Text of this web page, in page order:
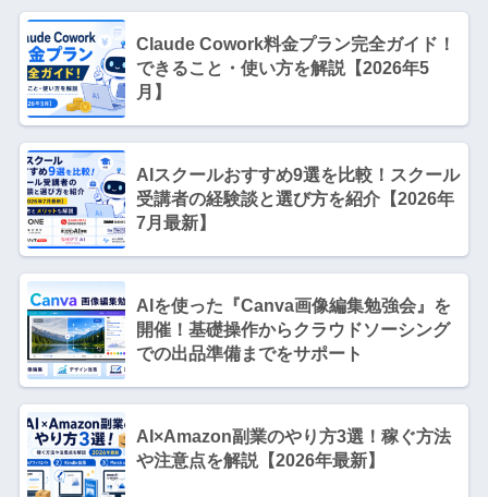
Claude Cowork料金プラン完全ガイド！
できること・使い方を解説【2026年5
月】
AIスクールおすすめ9選を比較！スクール
受講者の経験談と選び方を紹介【2026年
7月最新】
AIを使った『Canva画像編集勉強会』を
開催！基礎操作からクラウドソーシング
での出品準備までをサポート
AI×Amazon副業のやり方3選！稼ぐ方法
や注意点を解説【2026年最新】